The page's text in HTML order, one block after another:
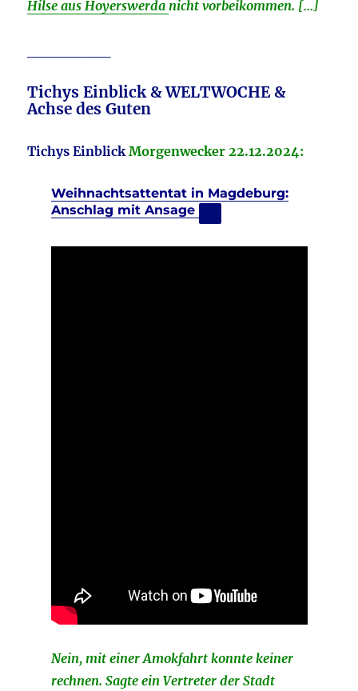
Hilse aus Hoyerswerda nicht vorbeikommen. […]
Tichys Einblick & WELTWOCHE &
Achse des Guten
Tichys Einblick Morgenwecker 22.12.2024:
Weihnachtsattentat in Magdeburg:
Anschlag mit Ansage
Nein, mit einer Amokfahrt konnte keiner
rechnen. Sagte ein Vertreter der Stadt